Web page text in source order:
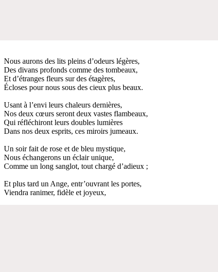
Nous aurons des lits pleins d’odeurs légères,
Des divans profonds comme des tombeaux,
Et d’étranges fleurs sur des étagères,
Écloses pour nous sous des cieux plus beaux.
Usant à l’envi leurs chaleurs dernières,
Nos deux cœurs seront deux vastes flambeaux,
Qui réfléchiront leurs doubles lumières
Dans nos deux esprits, ces miroirs jumeaux.
Un soir fait de rose et de bleu mystique,
Nous échangerons un éclair unique,
Comme un long sanglot, tout chargé d’adieux ;
Et plus tard un Ange, entr’ouvrant les portes,
Viendra ranimer, fidèle et joyeux,